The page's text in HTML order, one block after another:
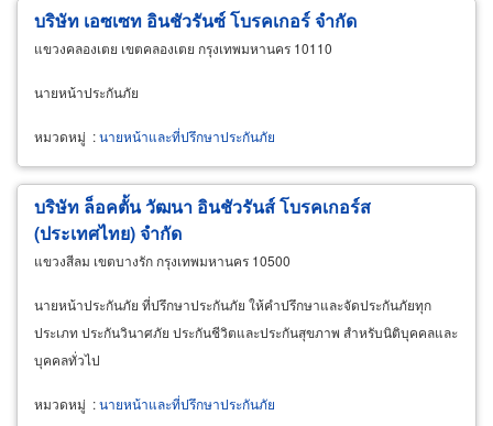
บริษัท เอซเซท อินชัวรันซ์ โบรคเกอร์ จำกัด
แขวงคลองเตย เขตคลองเตย กรุงเทพมหานคร 10110
นายหน้าประกันภัย
หมวดหมู่ :นายหน้าและที่ปรึกษาประกันภัย
บริษัท ล็อคตั้น วัฒนา อินชัวรันส์ โบรคเกอร์ส
(ประเทศไทย) จำกัด
แขวงสีลม เขตบางรัก กรุงเทพมหานคร 10500
นายหน้าประกันภัย ที่ปรึกษาประกันภัย ให้คำปรึกษาและจัดประกันภัยทุก
ประเภท ประกันวินาศภัย ประกันชีวิตและประกันสุขภาพ สำหรับนิติบุคคลและ
บุคคลทั่วไป
หมวดหมู่ :นายหน้าและที่ปรึกษาประกันภัย